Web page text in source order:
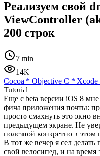
Реализуем свой
ViewController
200 строк
7 min
14K
Cocoa * Objective C * Xcode
Tutorial
Еще с beta версии iOS 8 мне
фича приложения почты:
просто смахнуть это окно
предыдущем экране. Не
полезной конкретно в
В тот же вечер я сел
свой велосипед, и на время